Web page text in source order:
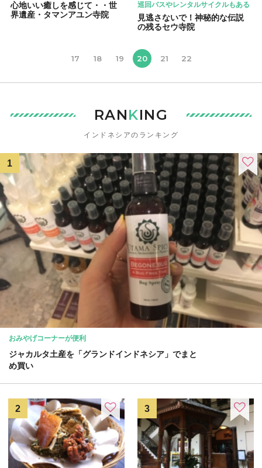
心地いい癒しを感じて・・世
界遺産・タマンアユン寺院
巡回バスやレンタルサイクルもある
見逃さないで！神秘的な伝説
の残るセウ寺院
17 18 19 20 21 22
RANKING
インドネシアのランキング
おみやげコーナーが便利
ジャカルタ土産を「グランドインドネシア」でまと
め買い